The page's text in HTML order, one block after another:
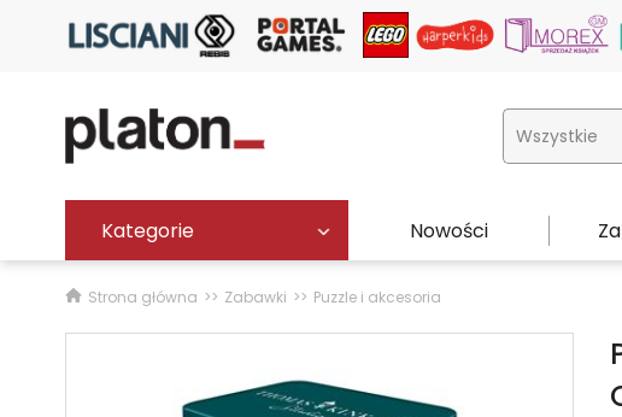
Kategorie Nowości
Strona główna Zabawki Puzzle i akcesoria